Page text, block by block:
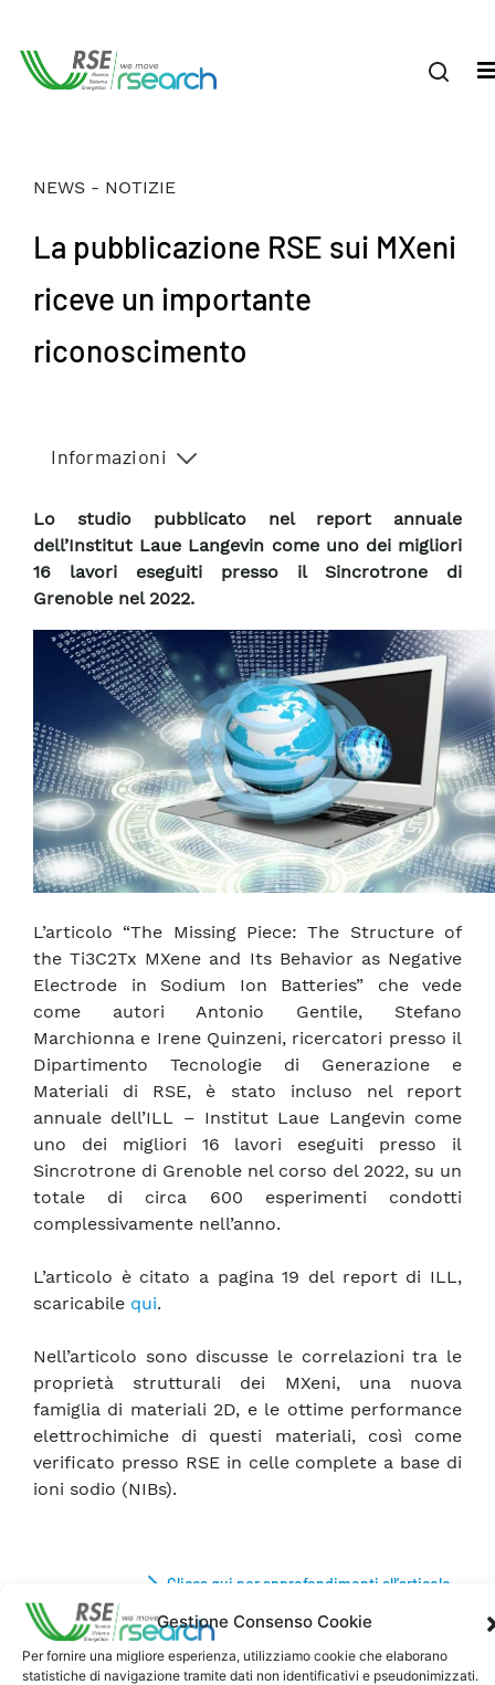
Gestione Consenso Cookie
Per fornire una migliore esperienza, utilizziamo cookie che elaborano
statistiche di navigazione tramite dati non identificativi e pseudonimizzati.
NEWS - NOTIZIE
La pubblicazione RSE sui MXeni
riceve un importante
riconoscimento
Informazioni
Lo studio pubblicato nel report annuale
dell’Institut Laue Langevin come uno dei migliori
16 lavori eseguiti presso il Sincrotrone di
Grenoble nel 2022.
L’articolo “The Missing Piece: The Structure of
the Ti3C2Tx MXene and Its Behavior as Negative
Electrode in Sodium Ion Batteries” che vede
come autori Antonio Gentile, Stefano
Marchionna e Irene Quinzeni, ricercatori presso il
Dipartimento Tecnologie di Generazione e
Materiali di RSE, è stato incluso nel report
annuale dell’ILL – Institut Laue Langevin come
uno dei migliori 16 lavori eseguiti presso il
Sincrotrone di Grenoble nel corso del 2022, su un
totale di circa 600 esperimenti condotti
complessivamente nell’anno.
L’articolo è citato a pagina 19 del report di ILL,
scaricabile qui.
Nell’articolo sono discusse le correlazioni tra le
proprietà strutturali dei MXeni, una nuova
famiglia di materiali 2D, e le ottime performance
elettrochimiche di questi materiali, così come
verificato presso RSE in celle complete a base di
ioni sodio (NIBs).
Clicca qui per approfondimenti all’articolo